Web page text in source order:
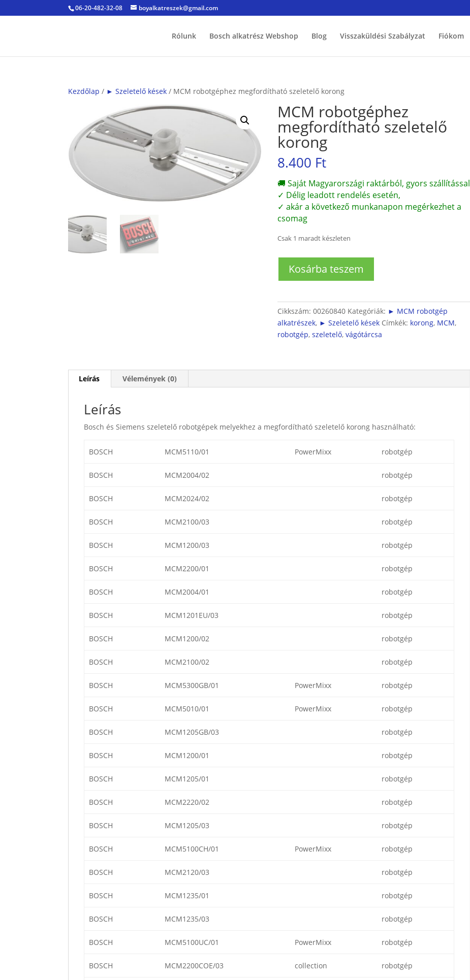
06-20-482-32-08 boyalkatreszek@gmail.com
Rólunk Bosch alkatrész Webshop Blog Visszaküldési Szabályzat Fiókom
Kezdőlap / ► Szeletelő kések / MCM robotgéphez megfordítható szeletelő korong
MCM robotgéphez
megfordítható szeletelő
korong
8.400 Ft
🚚 Saját Magyarországi raktárból, gyors szállítással
✓ Délig leadott rendelés esetén,
✓ akár a következő munkanapon megérkezhet a
csomag
Csak 1 maradt készleten
robotgéphez
korong
mennyiség
Kosárba teszem
Cikkszám:00260840 Kategóriák: ► MCM robotgép
alkatrészek, ► Szeletelő kések Címkék: korong, MCM,
robotgép,szeletelő,vágótárcsa
Leírás Vélemények (0)
Leírás
Bosch és Siemens szeletelő robotgépek melyekhez a megfordítható szeletelő korong használható:
BOSCH MCM5110/01 PowerMixx robotgép
BOSCH MCM2004/02 robotgép
BOSCH MCM2024/02 robotgép
BOSCH MCM2100/03 robotgép
BOSCH MCM1200/03 robotgép
BOSCH MCM2200/01 robotgép
BOSCH MCM2004/01 robotgép
BOSCH MCM1201EU/03 robotgép
BOSCH MCM1200/02 robotgép
BOSCH MCM2100/02 robotgép
BOSCH MCM5300GB/01 PowerMixx robotgép
BOSCH MCM5010/01 PowerMixx robotgép
BOSCH MCM1205GB/03 robotgép
BOSCH MCM1200/01 robotgép
BOSCH MCM1205/01 robotgép
BOSCH MCM2220/02 robotgép
BOSCH MCM1205/03 robotgép
BOSCH MCM5100CH/01 PowerMixx robotgép
BOSCH MCM2120/03 robotgép
BOSCH MCM1235/01 robotgép
BOSCH MCM1235/03 robotgép
BOSCH MCM5100UC/01 PowerMixx robotgép
BOSCH MCM2200COE/03 collection robotgép